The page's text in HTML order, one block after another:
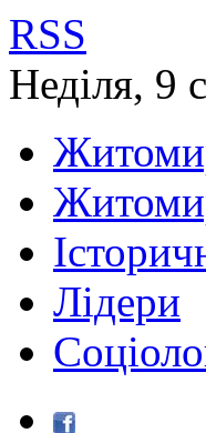
RSS
Неділя, 9
Лідери